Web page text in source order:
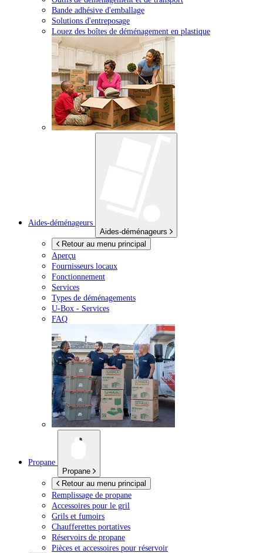
Bande adhésive d'emballage
Solutions d'entreposage
Louez des boîtes de déménagement en plastique
Aides-déménageurs
Aides-déménageurs
Retour au menu principal
Aperçu
Fournisseurs locaux
Fonctionnement
Services
Types de déménagements
U-Box - Services
FAQ
Propane
Propane
Retour au menu principal
Remplissage de propane
Accessoires pour le gril
Grils et fumoirs
Chaufferettes portatives
Réservoirs de propane
Pièces et accessoires pour réservoir